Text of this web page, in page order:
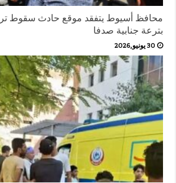
محافظ أسيوط يتفقد موقع حادث سقوط
بترعة جنابية صدفا
30 يونيو,2026